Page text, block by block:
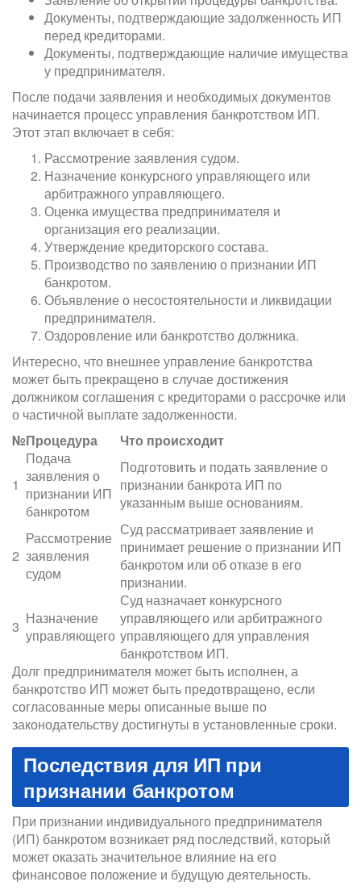
Документы, подтверждающие задолженность ИП
перед кредиторами.
Документы, подтверждающие наличие имущества
у предпринимателя.
После подачи заявления и необходимых документов
начинается процесс управления банкротством ИП.
Этот этап включает в себя:
Рассмотрение заявления судом.
Назначение конкурсного управляющего или
арбитражного управляющего.
Оценка имущества предпринимателя и
организация его реализации.
Утверждение кредиторского состава.
Производство по заявлению о признании ИП
банкротом.
Объявление о несостоятельности и ликвидации
предпринимателя.
Оздоровление или банкротство должника.
Интересно, что внешнее управление банкротства
может быть прекращено в случае достижения
должником соглашения с кредиторами о рассрочке или
о частичной выплате задолженности.
№Процедура Что происходит
1
Подача
заявления о
признании ИП
банкротом
Подготовить и подать заявление о
признании банкрота ИП по
указанным выше основаниям.
2
Рассмотрение
заявления
судом
Суд рассматривает заявление и
принимает решение о признании ИП
банкротом или об отказе в его
признании.
3 Назначение
управляющего
Суд назначает конкурсного
управляющего или арбитражного
управляющего для управления
банкротством ИП.
Долг предпринимателя может быть исполнен, а
банкротство ИП может быть предотвращено, если
согласованные меры описанные выше по
законодательству достигнуты в установленные сроки.
Последствия для ИП при
признании банкротом
При признании индивидуального предпринимателя
(ИП) банкротом возникает ряд последствий, который
может оказать значительное влияние на его
финансовое положение и будущую деятельность.